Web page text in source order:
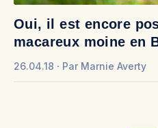
Oui, il est encore
macareux moine en
26.04.18 Par Marnie Averty